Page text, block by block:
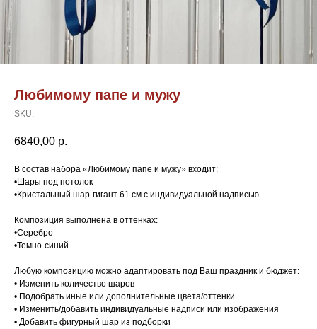
Любимому папе и мужу
SKU:
6840,00 р.
В состав набора «Любимому папе и мужу» входит:
•Шары под потолок
•Кристальный шар-гигант 61 см с индивидуальной надписью
Композиция выполнена в оттенках:
•Серебро
•Темно-синий
Любую композицию можно адаптировать под Ваш праздник и бюджет:
• Изменить количество шаров
• Подобрать иные или дополнительные цвета/оттенки
• Изменить/добавить индивидуальные надписи или изображения
• Добавить фигурный шар из подборки